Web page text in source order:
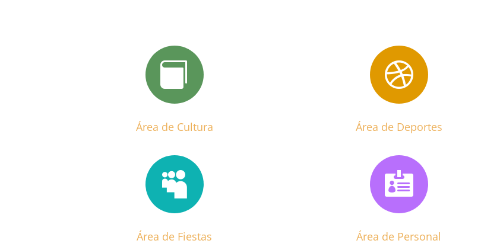

Área de Cultura

Área de Fiestas

Área de Deportes

Área de Personal